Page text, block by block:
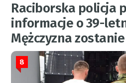
Raciborska policja
informacje o 39-
Mężczyzna
8